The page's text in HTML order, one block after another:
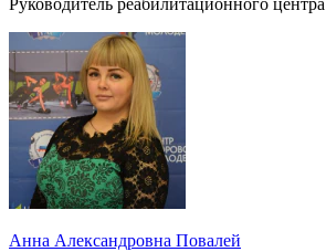
Руководитель реабилитационного центра
Анна Александровна Повалей